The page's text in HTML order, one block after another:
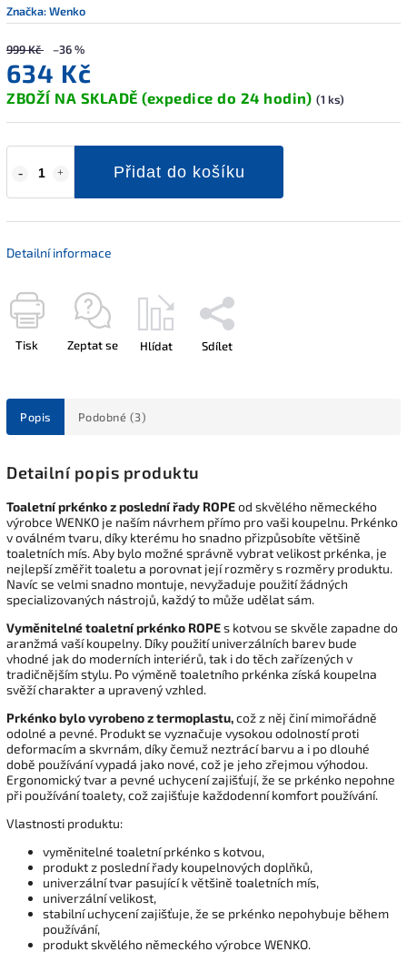
Značka:Wenko
999 Kč –36 %
634 Kč
ZBOŽÍ NA SKLADĚ (expedice do 24 hodin) (1 ks)
Přidat do košíku
Detailní informace
Tisk Zeptat se Hlídat Sdílet
Popis Podobné (3)
Detailní popis produktu
Toaletní prkénko zposlednířady ROPEod skvělého německého
výrobce WENKO je naším návrhem přímo pro vaši koupelnu. Prkénko
v oválném tvaru, díky kterému ho snadno přizpůsobíte většině
toaletních mís. Aby bylo možné správně vybrat velikost prkénka, je
nejlepší změřit toaletu a porovnat její rozměry s rozměry produktu.
Navíc se velmi snadno montuje, nevyžaduje použití žádných
specializovaných nástrojů, každý to může udělat sám.
Vyměnitelné toaletní prkénko ROPEs kotvou se skvěle zapadne do
aranžmá vaší koupelny. Díky použití univerzálních barev bude
vhodné jak do moderních interiérů, tak i do těch zařízených v
tradičnějším stylu. Po výměně toaletního prkénka získá koupelna
svěží charakter a upravený vzhled.
Prkénko bylo vyrobeno z termoplastu,což z něj činí mimořádně
odolné a pevné. Produkt se vyznačuje vysokou odolností proti
deformacím a skvrnám, díky čemuž neztrácí barvu a i po dlouhé
době používání vypadá jako nové, což je jeho zřejmou výhodou.
Ergonomický tvar a pevné uchycení zajišťují, že se prkénko nepohne
při používání toalety, což zajišťuje každodenní komfort používání.
Vlastnosti produktu:
vyměnitelné toaletní prkénko s kotvou,
produkt z poslední řady koupelnových doplňků,
univerzální tvar pasující k většině toaletních mís,
univerzální velikost,
stabilní uchycení zajišťuje, že se prkénko nepohybuje během
používání,
produkt skvělého německého výrobce WENKO.